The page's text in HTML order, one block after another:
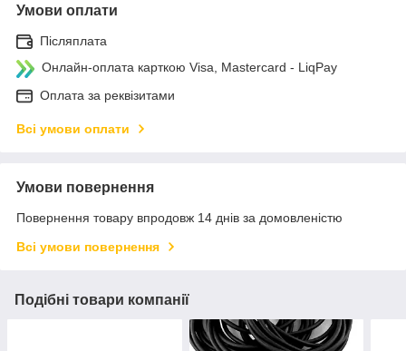
Умови оплати
Післяплата
Онлайн-оплата карткою Visa, Mastercard - LiqPay
Оплата за реквізитами
Всі умови оплати
Умови повернення
Повернення товару впродовж 14 днів за домовленістю
Всі умови повернення
Подібні товари компанії